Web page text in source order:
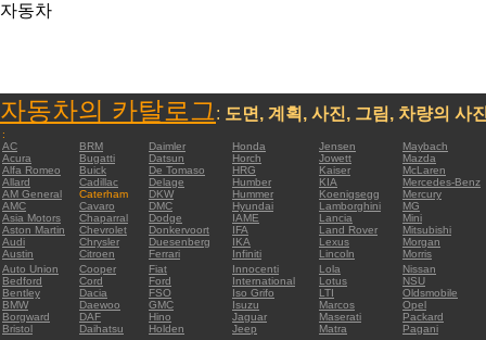
자동차
자동차의 카탈로그: 도면, 계획, 사진, 그림, 차량의 사
:
AC
BRM Daimler Honda Jensen
Maybach
Acura
Bugatti Datsun Horch Jowett
Mazda
Alfa Romeo
Buick De Tomaso HRG Kaiser
McLaren
Allard
Cadillac Delage Humber KIA
Mercedes-Benz
AM General
Caterham DKW Hummer Koenigsegg
Mercury
AMC
Cavaro DMC Hyundai Lamborghini
MG
Asia Motors
Chaparral Dodge IAME Lancia
Mini
Aston Martin
Chevrolet Donkervoort IFA Land Rover
Mitsubishi
Audi
Chrysler Duesenberg IKA Lexus
Morgan
Austin
Citroen Ferrari Infiniti Lincoln
Morris
Auto Union
Cooper Fiat Innocenti Lola
Nissan
Bedford
Cord Ford International Lotus
NSU
Bentley
Dacia FSO Iso Grifo LTI
Oldsmobile
BMW
Daewoo GMC Isuzu Marcos
Opel
Borgward
DAF Hino Jaguar Maserati
Packard
Bristol
Daihatsu Holden Jeep Matra Pagani